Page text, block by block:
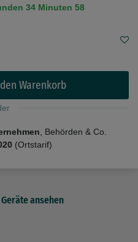
34 Minuten 58
den Warenkorb
, Behörden & Co.
(Ortstarif)
ansehen